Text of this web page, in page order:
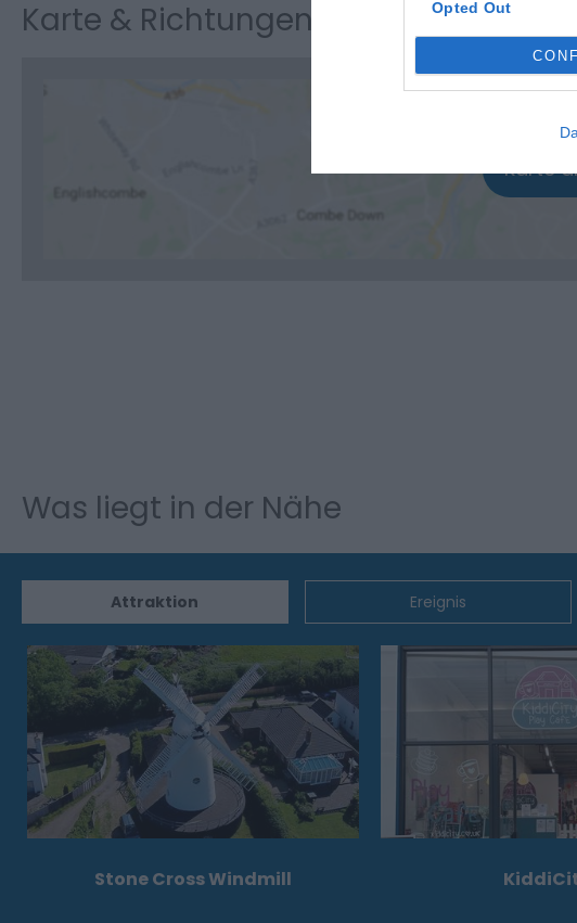
Opted Out
Karte & Richtungen
Karte
Was liegt in der Nähe
Attraktion Ereignis
Stone Cross Windmill